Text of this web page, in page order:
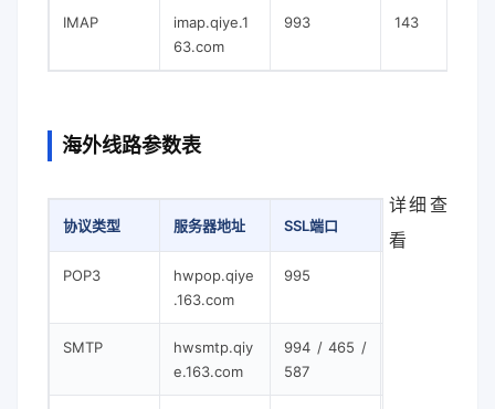
IMAP
imap.qiye.1
63.com
993 143
海外线路参数表
协议类型 服务器地址 SSL端口
POP3
hwpop.qiye
.163.com
995
SMTP
hwsmtp.qiy
e.163.com
994 / 465 /
587
详细查
看